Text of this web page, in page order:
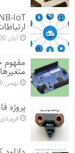
آبان 30, 1400
مفهوم
بهمن 6, 1396
پروژه
فروردین 21,